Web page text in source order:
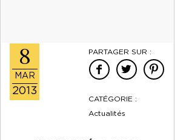
8
MAR
2013
PARTAGER SUR :
CATÉGORIE :
Actualités